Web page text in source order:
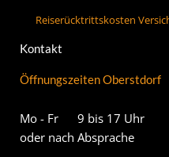
Reiserücktrittskosten
Kontakt
Öffnungszeiten Oberstdorf
Mo - Fr 9 bis 17 Uhr
oder nach Absprache